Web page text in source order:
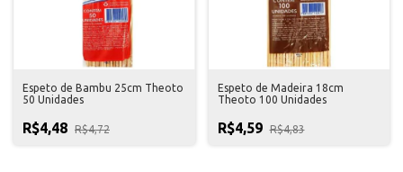
Espeto de Bambu 25cm Theoto
50 Unidades
R$4,48 R$4,72
Espeto de Madeira 18cm
Theoto 100 Unidades
R$4,59 R$4,83